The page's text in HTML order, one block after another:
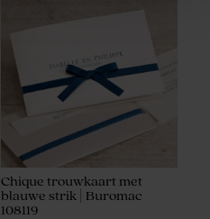
Chique trouwkaart met
blauwe strik | Buromac
108119